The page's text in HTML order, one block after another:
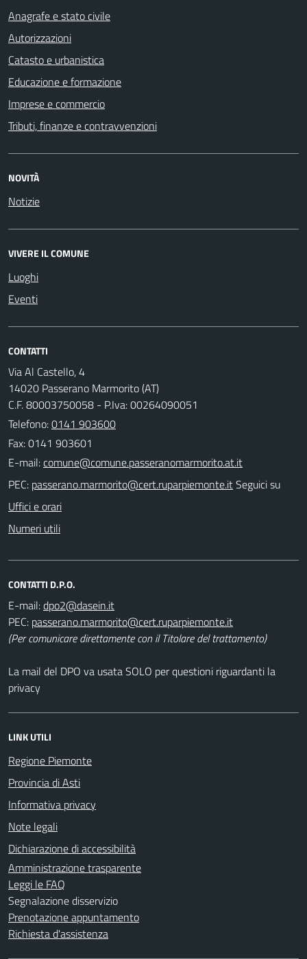
Anagrafe e stato civile
Autorizzazioni
Catasto e urbanistica
Educazione e formazione
Imprese e commercio
Tributi, finanze e contravvenzioni
NOVITÀ
Notizie
VIVERE IL COMUNE
Luoghi
Eventi
CONTATTI
Via Al Castello, 4
14020 Passerano Marmorito (AT)
C.F. 80003750058 - P.Iva: 00264090051
Telefono:0141 903600
Fax: 0141 903601
E-mail:
PEC:
Seguici su
Uffici e orari
Numeri utili
CONTATTI D.P.O.
E-mail:
PEC:
(Per comunicare direttamente con il Titolare del trattamento)
La mail del DPO va usata SOLO per questioni riguardanti la
privacy
LINK UTILI
Regione Piemonte
Provincia di Asti
Informativa privacy
Note legali
Dichiarazione di accessibilità
Amministrazione trasparente
Leggi le FAQ
Segnalazione disservizio
Prenotazione appuntamento
Richiesta d'assistenza